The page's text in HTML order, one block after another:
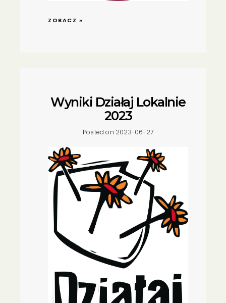
ZOBACZ »
Wyniki Działaj Lokalnie
2023
Posted on 2023-06-27